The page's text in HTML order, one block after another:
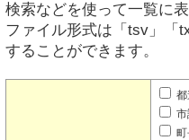
検索などを使って一覧に
ファイル形式は「tsv」「
することができます。
都
市
町